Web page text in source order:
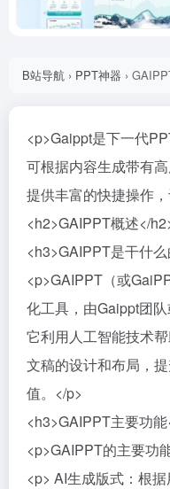
B站导航 › PPT神器 ›
<p>Gaippt是下一代
可根据内容生成带有
提供丰富的快捷操作
<h2>GAIPPT概述</
<h3>GAIPPT是干什
<p>GAIPPT（或
化工具，由Gaippt团队
它利用人工智能技术
文稿的设计和布局，
值。</p>
<h3>GAIPPT主要功能
<p>GAIPPT的主要功
<p> AI生成版式：根